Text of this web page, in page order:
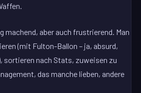
machend, aber auch frustrierend. Man
(mit Fulton-Ballon – ja, absurd,
sortieren nach Stats, zuweisen zu
das manche lieben, andere